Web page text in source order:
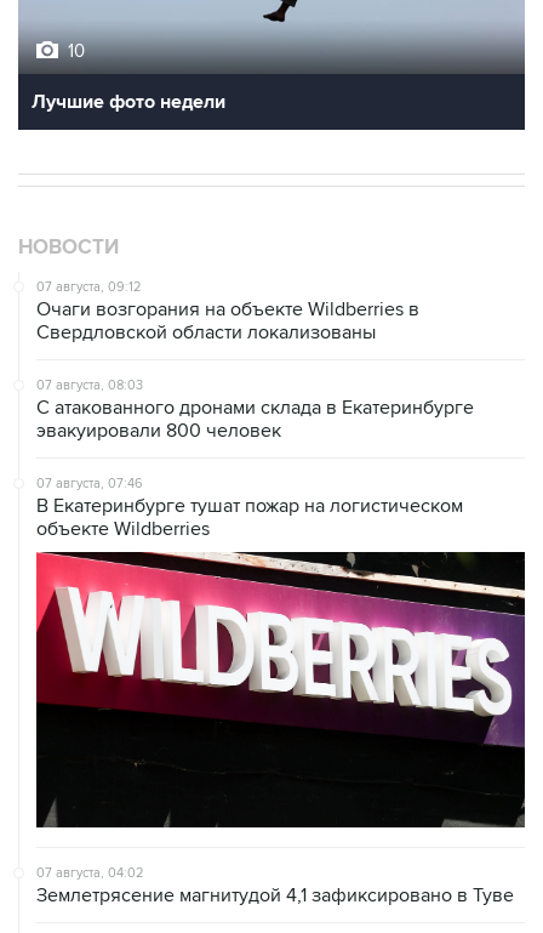
10
Лучшие фото недели
НОВОСТИ
07 августа, 09:12
Очаги возгорания на объекте Wildberries в
Свердловской области локализованы
07 августа, 08:03
С атакованного дронами склада в Екатеринбурге
эвакуировали 800 человек
07 августа, 07:46
В Екатеринбурге тушат пожар на логистическом
объекте Wildberries
07 августа, 04:02
Землетрясение магнитудой 4,1 зафиксировано в Туве